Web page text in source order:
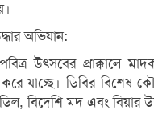
অভিযান:
উৎসবের প্রাক্কালে
যাচ্ছে। ডিবির বিশেষ
বিদেশি মদ এবং বিয়ার